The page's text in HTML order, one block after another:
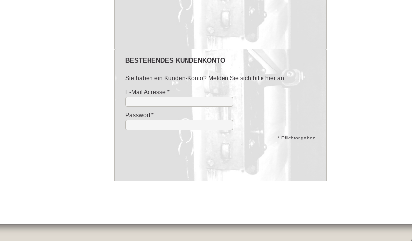
BESTEHENDES KUNDENKONTO
Sie haben ein Kunden-Konto? Melden Sie sich bitte hier an.
*
E-Mail Adresse
*
Passwort
* Pflichtangaben